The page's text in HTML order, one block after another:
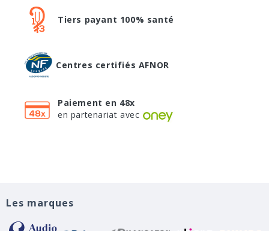
Tiers payant 100% santé
Centres certifiés AFNOR
Paiement en 48x
en partenariat avec
Les marques